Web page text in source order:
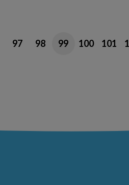
97 98 99 100 101